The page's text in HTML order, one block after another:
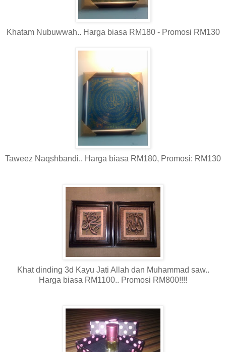
Khatam Nubuwwah.. Harga biasa RM180 - Promosi RM130
Taweez Naqshbandi.. Harga biasa RM180, Promosi: RM130
Khat dinding 3d Kayu Jati Allah dan Muhammad saw..
Harga biasa RM1100.. Promosi RM800!!!!